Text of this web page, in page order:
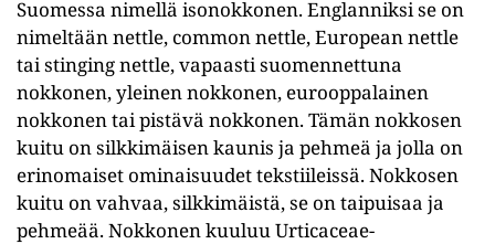
Suomessa nimellä isonokkonen. Englanniksi se on
nimeltään nettle, common nettle, European nettle
tai stinging nettle, vapaasti suomennettuna
nokkonen, yleinen nokkonen, eurooppalainen
nokkonen tai pistävä nokkonen. Tämän nokkosen
kuitu on silkkimäisen kaunis ja pehmeä ja jolla on
erinomaiset ominaisuudet tekstiileissä. Nokkosen
kuitu on vahvaa, silkkimäistä, se on taipuisaa ja
pehmeää. Nokkonen kuuluu Urticaceae-